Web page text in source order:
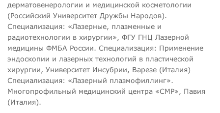
дерматовенерологии и медицинской косметологии
(Российский Университет Дружбы Народов).
Специализация: «Лазерные, плазменные и
радиотехнологии в хирургии», ФГУ ГНЦ Лазерной
медицины ФМБА России. Специализация: Применение
эндоскопии и лазерных технологий в пластической
хирургии, Университет Инсубрии, Варезе (Италия)
Специализация: «Лазерный плазмофиллинг».
Многопрофильный медицинский центра «СMP», Павия
(Италия).